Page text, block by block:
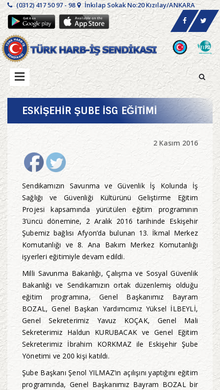
(0312) 417 50 97 - 98 İnkılap Sokak No:20 Kızılay/ANKARA
ESKİŞEHİR ŞUBE İSG EĞİTİMİ
2 Kasım 2016
Sendikamızın Savunma ve Güvenlik İş Kolunda İş
Sağlığı ve Güvenliği Kültürünü Geliştirme Eğitim
Projesi kapsamında yürütülen eğitim programının
3’üncü dönemine, 2 Aralık 2016 tarihinde Eskişehir
Şubemiz bağlısı Afyon’da bulunan 13. İkmal Merkez
Komutanlığı ve 8. Ana Bakım Merkez Komutanlığı
işyerleri eğitimiyle devam edildi.
Milli Savunma Bakanlığı, Çalışma ve Sosyal Güvenlik
Bakanlığı ve Sendikamızın ortak düzenlemiş olduğu
eğitim programına, Genel Başkanımız Bayram
BOZAL, Genel Başkan Yardımcımız Yüksel İLBEYLİ,
Genel Sekreterimiz Yavuz KOÇAK, Genel Mali
Sekreterimiz Haldun KURUBACAK ve Genel Eğitim
Sekreterimiz İbrahim KORKMAZ ile Eskişehir Şube
Yönetimi ve 200 kişi katıldı.
Şube Başkanı Şenol YILMAZ’ın açılışını yaptığını eğitim
programında, Genel Başkanımız Bayram BOZAL bir